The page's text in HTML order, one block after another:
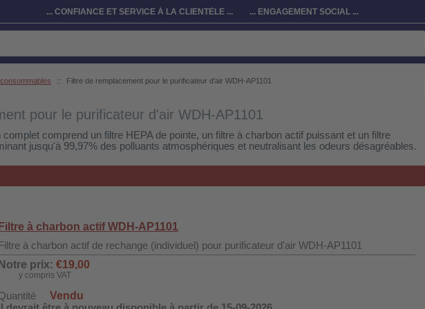
... CONFIANCE ET SERVICE À LA CLIENTÈLE ... ... ENGAGEMENT SOCIAL ...
:: Filtre de remplacement pour le purificateur d'air WDH-AP1101
pour le purificateur d'air WDH-AP1101
comprend un filtre HEPA de pointe, un filtre à charbon actif puissant et un filtre
jusqu'à 99,97% des polluants atmosphériques et neutralisant les odeurs désagréables.
Filtre à charbon actif WDH-AP1101
Filtre à charbon actif de rechange (individuel) pour purificateur d'air WDH-AP1101
Notre prix: €19,00
y compris VAT
Vendu